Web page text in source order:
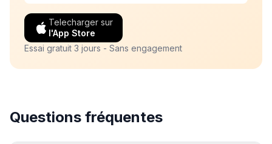
Telecharger sur
l'App Store
Essai gratuit 3 jours - Sans engagement
Questions fréquentes